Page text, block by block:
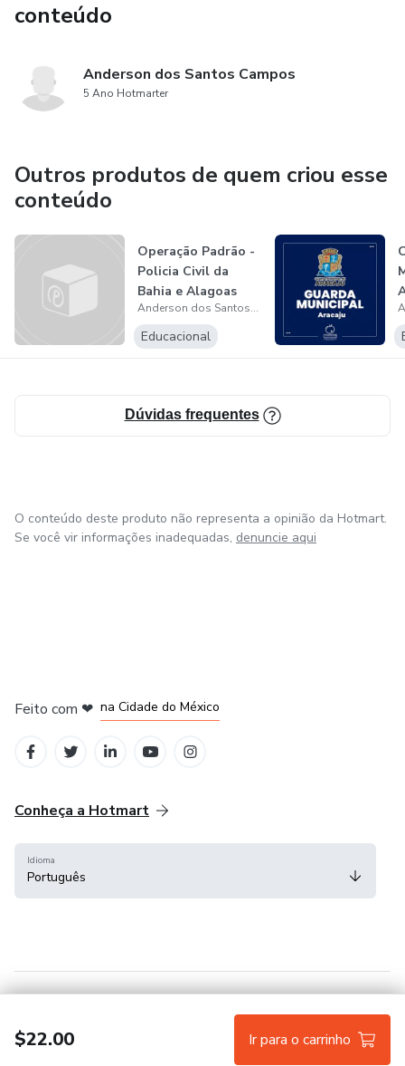
conteúdo
Anderson dos Santos Campos
5 Ano Hotmarter
Outros produtos de quem criou esse
conteúdo
Operação Padrão -
Policia Civil da
Bahia e Alagoas
(Portuguê...
Anderson dos Santos Campos
Educacional
Dúvidas frequentes
$22.00 Ir para o carrinho
O conteúdo deste produto não representa a opinião da Hotmart.
Se você vir informações inadequadas, denuncie aqui
Feito com ❤ na Cidade do México
Conheça a Hotmart
Idioma
Português